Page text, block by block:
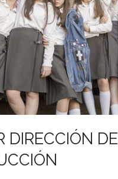
DIRECCIÓN DE